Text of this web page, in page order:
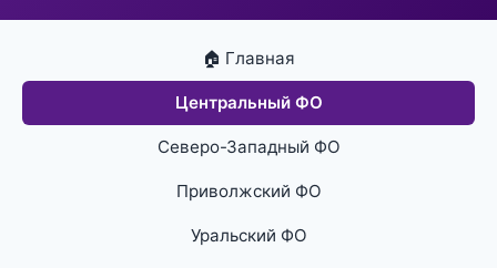
🏠 Главная
Центральный ФО
Северо-Западный ФО
Приволжский ФО
Уральский ФО